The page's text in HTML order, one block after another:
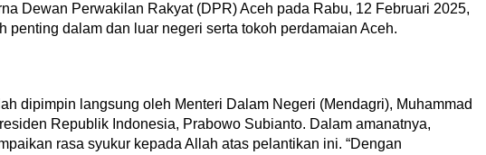
Dewan Perwakilan Rakyat (DPR) Aceh pada Rabu, 12 Februari 2025,
penting dalam dan luar negeri serta tokoh perdamaian Aceh.
dipimpin langsung oleh Menteri Dalam Negeri (Mendagri), Muhammad
Republik Indonesia, Prabowo Subianto. Dalam amanatnya,
rasa syukur kepada Allah atas pelantikan ini. “Dengan